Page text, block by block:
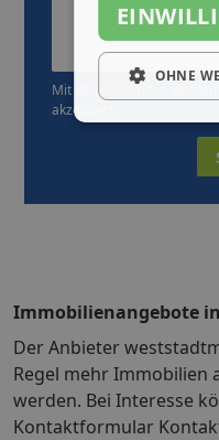
Mit dem Absenden werden
akzeptiert.
Immobilienangebote
Der Anbieter
Regel mehr Immobilien
werden. Bei Interesse
Kontaktformular
OHNE